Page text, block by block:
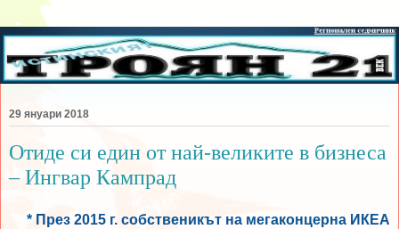
29 януари 2018
Отиде си един от най-великите в бизнеса
– Ингвар Кампрад
* През 2015 г. собственикът на мегаконцерна ИКЕА